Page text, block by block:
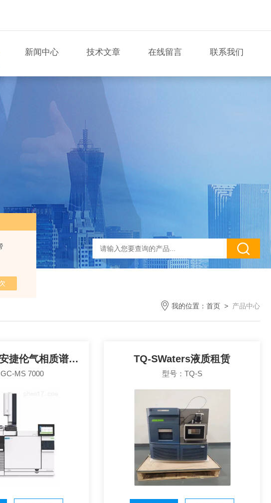
新闻中心 技术文章 在线留言 联系我们
我的位置： 首页 > 产品中心
GC-MS 7000安捷伦气相质谱仪租赁
MS 7000
TQ-SWaters液质租赁
型号：TQ-S